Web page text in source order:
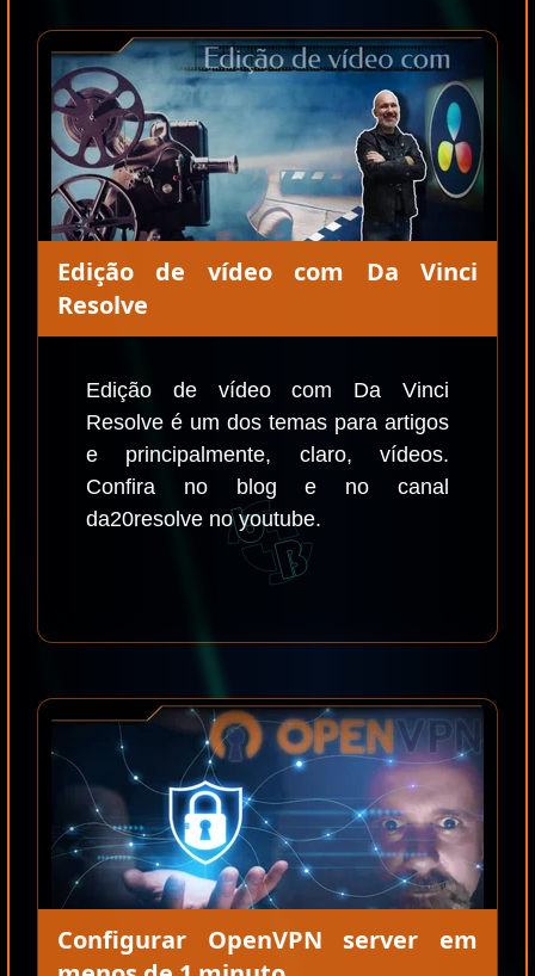
Edição de vídeo com Da Vinci
Resolve
Edição de vídeo com Da Vinci
Resolve é um dos temas para artigos
e principalmente, claro, vídeos.
Confira no blog e no canal
da20resolve no youtube.
Configurar OpenVPN server em